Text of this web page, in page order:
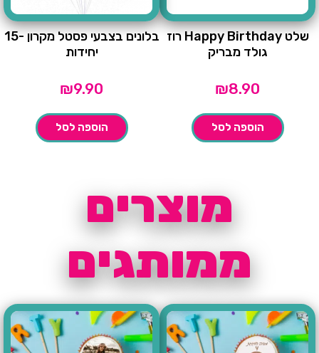
שלט Happy Birthday רוז
גולד מבריק
₪8.90
הוספה לסל
בלונים בצבעי פסטל מקרון -15
יחידות
₪9.90
הוספה לסל
מוצרים
ממותגים